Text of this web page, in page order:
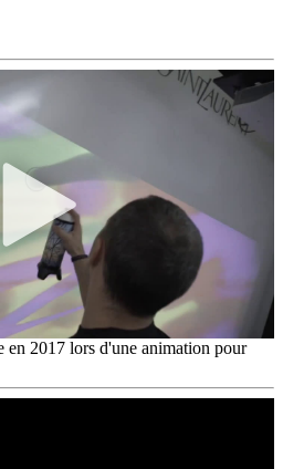
en 2017 lors d'une animation pour